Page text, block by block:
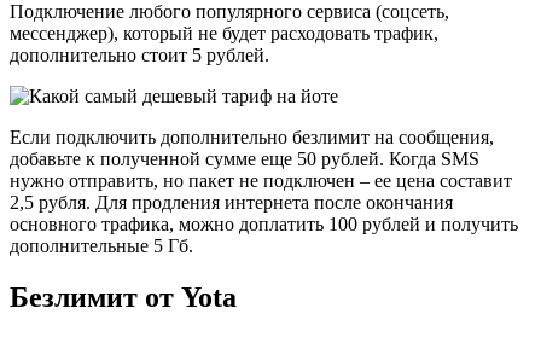
Подключение любого популярного сервиса (соцсеть,
мессенджер), который не будет расходовать трафик,
дополнительно стоит 5 рублей.
Если подключить дополнительно безлимит на сообщения,
добавьте к полученной сумме еще 50 рублей. Когда SMS
нужно отправить, но пакет не подключен – ее цена составит
2,5 рубля. Для продления интернета после окончания
основного трафика, можно доплатить 100 рублей и получить
дополнительные 5 Гб.
Безлимит от Yota